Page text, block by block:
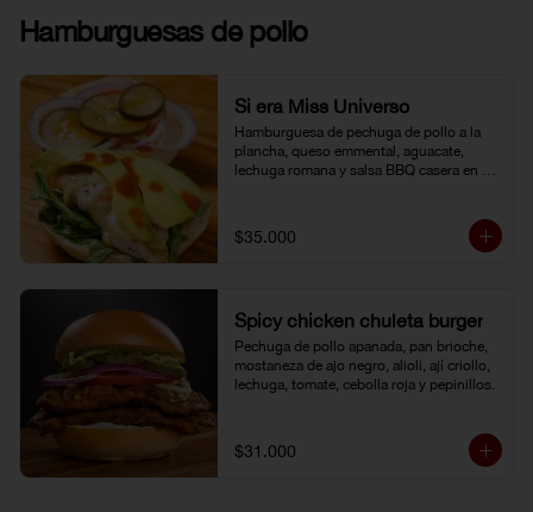
Hamburguesas de pollo
Si era Miss Universo
Hamburguesa de pechuga de pollo a la
plancha, queso emmental, aguacate,
lechuga romana y salsa BBQ casera en
$35.000
Spicy chicken chuleta burger
Pechuga de pollo apanada, pan brioche,
mostaneza de ajo negro, alioli, ají criollo,
lechuga, tomate, cebolla roja y pepinillos.
$31.000